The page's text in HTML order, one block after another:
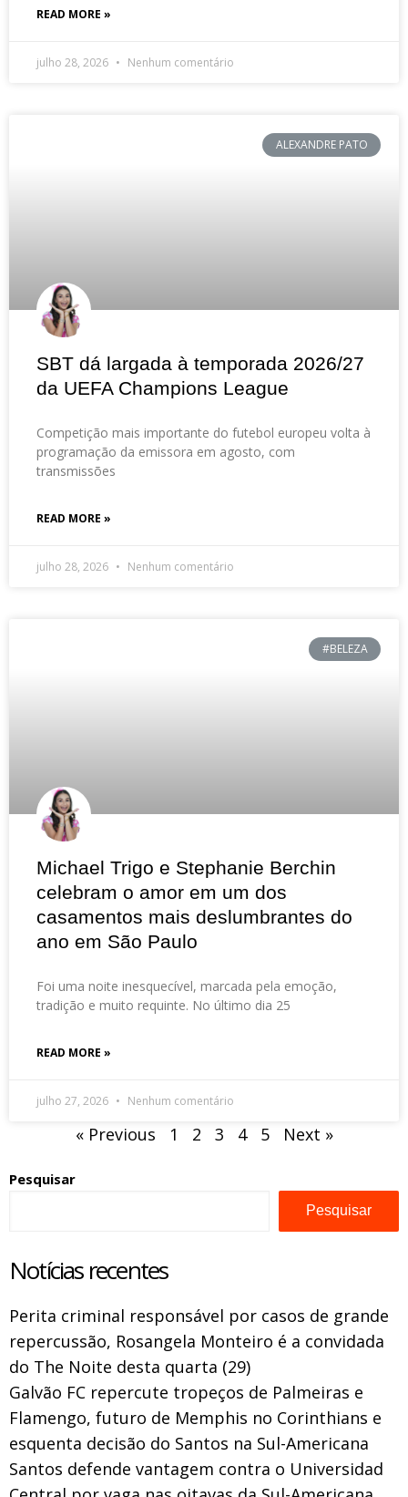
READ MORE »
julho 28, 2026 Nenhum comentário
ALEXANDRE PATO
SBT dá largada à temporada 2026/27
da UEFA Champions League
Competição mais importante do futebol europeu volta à
programação da emissora em agosto, com
transmissões
READ MORE »
julho 28, 2026 Nenhum comentário
#BELEZA
Michael Trigo e Stephanie Berchin
celebram o amor em um dos
casamentos mais deslumbrantes do
ano em São Paulo
Foi uma noite inesquecível, marcada pela emoção,
tradição e muito requinte. No último dia 25
READ MORE »
julho 27, 2026 Nenhum comentário
« Previous 1 2 3 4 5 Next »
Pesquisar
Pesquisar
Notícias recentes
Perita criminal responsável por casos de grande
repercussão, Rosangela Monteiro é a convidada
do The Noite desta quarta (29)
Galvão FC repercute tropeços de Palmeiras e
Flamengo, futuro de Memphis no Corinthians e
esquenta decisão do Santos na Sul-Americana
Santos defende vantagem contra o Universidad